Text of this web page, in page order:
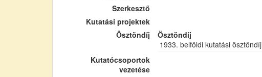
Szerkesztő
Kutatási projektek
Ösztöndíj
Ösztöndíj
1933. belföldi kutatási ösztöndíj
Kutatócsoportok
vezetése